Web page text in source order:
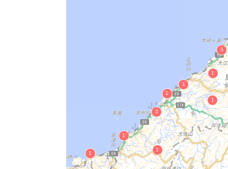
神戸川（かんどがわ）
弥山のごえんゴウロ
大根島第ニ熔岩隧道
立久恵（たちくえ）
鞍掛岩（くらかけいわ）